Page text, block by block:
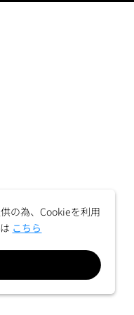
の為、Cookieを利用
こちら